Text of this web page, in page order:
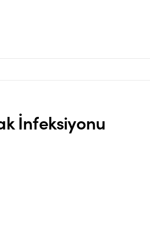
İnfeksiyonu